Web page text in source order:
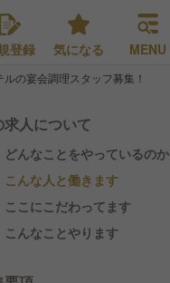
登録 気になる MENU
の宴会調理スタッフ募集！
求人について
どんなことをやっているのか
こんな人と働きます
ここにこだわってます
こんなことやります